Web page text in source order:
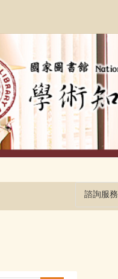
諮詢服務